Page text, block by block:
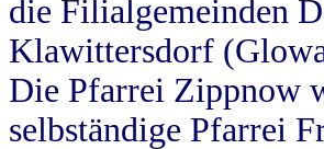
die Filialgemeinden
Klawittersdorf
Die Pfarrei Zippnow
selbständige Pfarrei